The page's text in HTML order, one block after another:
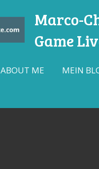
Marco-
Game
ABOUT ME MEIN